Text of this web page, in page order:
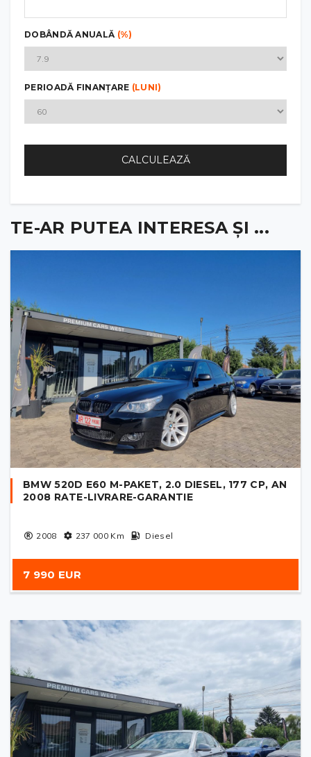
DOBÂNDĂ ANUALĂ (%)
PERIOADĂ FINANȚARE (LUNI)
CALCULEAZĂ
TE-AR PUTEA INTERESA ȘI ...
BMW 520D E60 M-PAKET, 2.0 DIESEL, 177 CP, AN
2008 RATE-LIVRARE-GARANTIE
2008 237 000Km Diesel
7 990 EUR